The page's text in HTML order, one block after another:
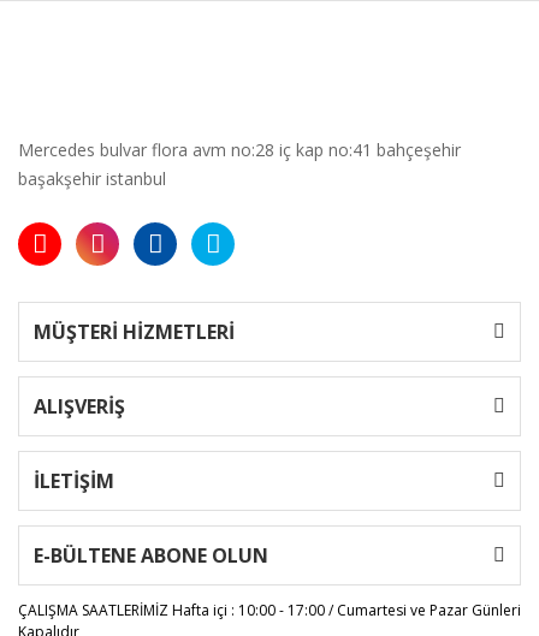
Mercedes bulvar flora avm no:28 iç kap no:41 bahçeşehir
başakşehir istanbul
MÜŞTERİ HİZMETLERİ
ALIŞVERİŞ
İLETİŞİM
E-BÜLTENE ABONE OLUN
ÇALIŞMA SAATLERİMİZHafta içi : 10:00 - 17:00 / Cumartesi ve Pazar Günleri
Kapalıdır